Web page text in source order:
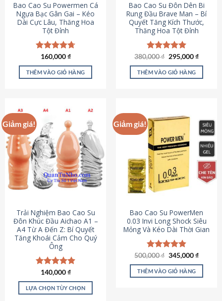
chọn
trên
trang
sản
phẩm
Bao Cao Su Powermen Cá
Ngựa Bạc Gân Gai – Kéo
Dài Cực Lâu, Thăng Hoa
Tột Đỉnh
Được xếp
hạng4.73
5 sao
160,000₫
THÊM VÀO GIỎ HÀNG
Bao Cao Su Đôn Dên Bi
Rung Đầu Brave Man – Bí
Quyết Tăng Kích Thước,
Thăng Hoa Tột Đỉnh
Được xếp
hạng5.00
5 sao
380,000₫ Giá
là:
380,000 ₫.
295,000₫Giá
tại
THÊM VÀO GIỎ HÀNG
Giảm giá!
Trải Nghiệm Bao Cao Su
Đôn Khúc Đầu Aichao A1 –
A4 Từ A Đến Z: Bí Quyết
Tăng Khoái Cảm Cho Quý
Ông
Được xếp
hạng4.88
5 sao
140,000₫
LỰA CHỌN TÙY CHỌN
Giảm giá!
Bao Cao Su PowerMen
0.03 Invi Long Shock Siêu
Mỏng Và Kéo Dài Thời Gian
Được xếp
hạng4.85
5 sao
500,000₫ Giá
là:
500,000 ₫.
345,000₫Giá
tại
THÊM VÀO GIỎ HÀNG